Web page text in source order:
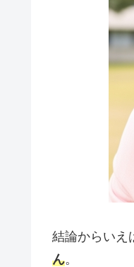
結論からいえ
ん。